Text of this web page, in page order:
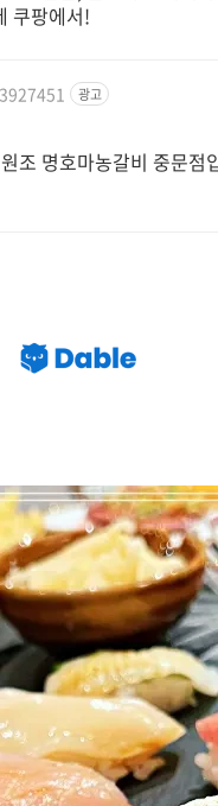
쿠팡에서!
광고
조 명호마농갈비 중문점